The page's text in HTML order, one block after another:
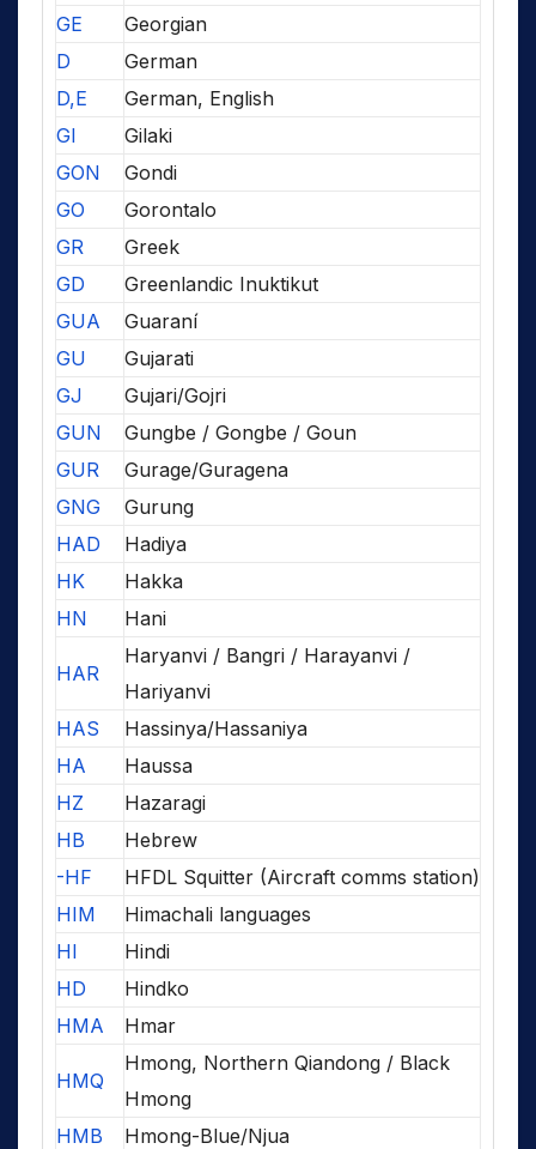
GE
Georgian
D
German
D,E
German, English
GI
Gilaki
GON
Gondi
GO
Gorontalo
GR
Greek
GD
Greenlandic Inuktikut
GUA
Guaraní
GU
Gujarati
GJ
Gujari/Gojri
GUN
Gungbe / Gongbe / Goun
GUR
Gurage/Guragena
GNG
Gurung
HAD
Hadiya
HK
Hakka
HN
Hani
HAR
Haryanvi / Bangri / Harayanvi /
Hariyanvi
HAS
Hassinya/Hassaniya
HA
Haussa
HZ
Hazaragi
HB
Hebrew
-HF
HFDL Squitter (Aircraft comms station)
HIM
Himachali languages
HI
Hindi
HD
Hindko
HMA
Hmar
HMQ
Hmong, Northern Qiandong / Black
Hmong
HMB
Hmong-Blue/Njua